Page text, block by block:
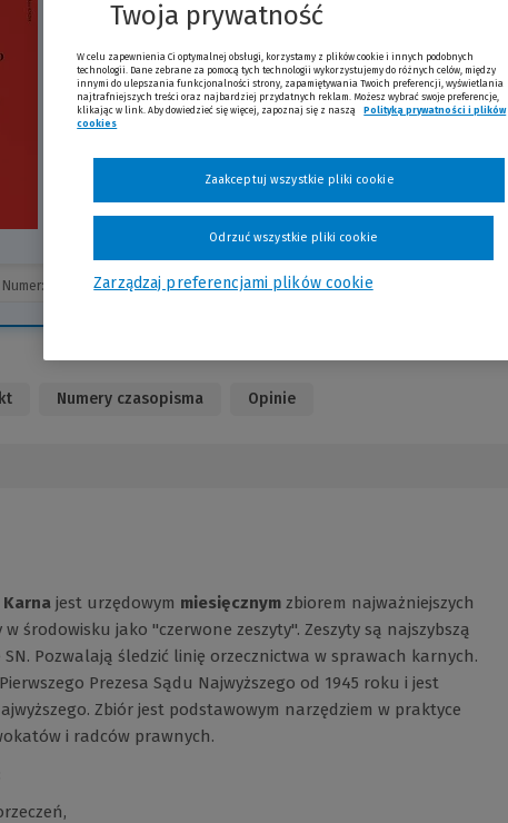
Numery czasopisma Opinie
jest urzędowym miesięcznym zbiorem najważniejszych
środowisku jako "czerwone zeszyty". Zeszyty są najszybszą
Pozwalają śledzić linię orzecznictwa w sprawach karnych.
Prezesa Sądu Najwyższego od 1945 roku i jest
Zbiór jest podstawowym narzędziem w praktyce
i radców prawnych.
Twoja prywatność
W celu zapewnienia Ci optymalnej obsługi, korzystamy z plików cookie i innych podobnych
technologii. Dane zebrane za pomocą tych technologii wykorzystujemy do różnych celów, między
innymi do ulepszania funkcjonalności strony, zapamiętywania Twoich preferencji, wyświetlania
najtrafniejszych treści oraz najbardziej przydatnych reklam. Możesz wybrać swoje preferencje,
klikając w link. Aby dowiedzieć się więcej, zapoznaj się z naszą
Polityką prywatności i plików
cookies
Zarządzaj preferencjami plików cookie
Odrzuć wszystkie pliki cookie
Zaakceptuj wszystkie pliki cookie